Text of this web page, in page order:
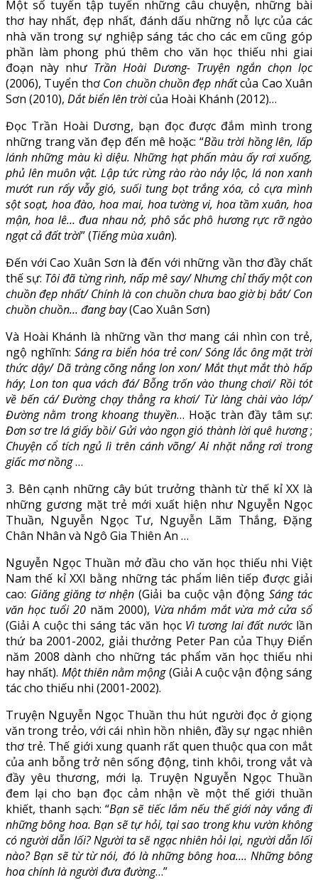
Một số tuyển tập tuyển những câu chuyện, những bài
thơ hay nhất, đẹp nhất, đánh dấu những nỗ lực của các
nhà văn trong sự nghiệp sáng tác cho các em cũng góp
phần làm phong phú thêm cho văn học thiếu nhi giai
đoạn này như Trần Hoài Dương- Truyện ngắn chọn lọc
(2006), Tuyển thơ Con chuồn chuồn đẹp nhấtcủa Cao Xuân
Sơn (2010), Dắt biển lên trờicủa Hoài Khánh (2012)…
Đọc Trần Hoài Dương, bạn đọc được đắm mình trong
những trang văn đẹp đến mê hoặc: “Bầu trời hồng lên, lấp
lánh những màu kì diệu. Những hạt phấn màu ấy rơi xuống,
phủ lên muôn vật. Lập tức rừng rào rào nảy lộc, lá non xanh
mướt run rẩy vẫy gió, suối tung bọt trắng xóa, cỏ cựa mình
sột soạt, hoa đào, hoa mai, hoa tường vi, hoa tầm xuân, hoa
mận, hoa lê… đua nhau nở, phô sắc phô hương rực rỡ ngào
ngạt cả đất trời” (Tiếng mùa xuân).
Đến với Cao Xuân Sơn là đến với những vần thơ đầy chất
thế sự: Tôi đã từng rình, nấp mê say/ Nhưng chỉ thấy một con
chuồn đẹp nhất/ Chính là con chuồn chưa bao giờ bị bắt/ Con
chuồn chuồn… đang bay(Cao Xuân Sơn)
Và Hoài Khánh là những vần thơ mang cái nhìn con trẻ,
ngộ nghĩnh: Sáng ra biển hóa trẻ con/ Sóng lắc ông mặt trời
thức dậy/ Dã tràng cõng nắng lon xon/ Mắt thụt mắt thò hấp
háy; Lon ton qua vách đá/ Bỗng trốn vào thung chơi/ Rồi tót
về bến cá/ Đường chạy thẳng ra khơi/ Từ làng chài vào lớp/
Đường nằm trong khoang thuyền… Hoặc tràn đầy tâm sự:
Đơn sơ tre lá giấy bồi/ Gửi vào ngọn gió thành lời quê hương;
Chuyện cổ tích ngủ lì trên cánh võng/ Ai nhặt nắng rơi trong
giấc mơ nồng…
3. Bên cạnh những cây bút trưởng thành từ thế kỉ XX là
những gương mặt trẻ mới xuất hiện như Nguyễn Ngọc
Thuần, Nguyễn Ngọc Tư, Nguyễn Lãm Thắng, Đặng
Chân Nhân và Ngô Gia Thiên An …
Nguyễn Ngọc Thuần mở đầu cho văn học thiếu nhi Việt
Nam thế kỉ XXI bằng những tác phẩm liên tiếp được giải
cao: Giăng giăng tơ nhện (Giải ba cuộc vận động Sáng tác
văn học tuổi 20năm 2000), Vừa nhắm mắt vừa mở cửa sổ
(Giải A cuộc thi sáng tác văn học Vì tương lai đất nướclần
thứ ba 2001-2002, giải thưởng Peter Pan của Thụy Điển
năm 2008 dành cho những tác phẩm văn học thiếu nhi
hay nhất). Một thiên nằm mộng(Giải A cuộc vận động sáng
tác cho thiếu nhi (2001-2002).
Truyện Nguyễn Ngọc Thuần thu hút người đọc ở giọng
văn trong trẻo, với cái nhìn hồn nhiên, đầy sự ngạc nhiên
thơ trẻ. Thế giới xung quanh rất quen thuộc qua con mắt
của anh bỗng trở nên sống động, tinh khôi, trong vắt và
đầy yêu thương, mới lạ. Truyện Nguyễn Ngọc Thuần
đem lại cho bạn đọc cảm nhận về một thế giới thuần
khiết, thanh sạch: “Bạn sẽ tiếc lắm nếu thế giới này vắng đi
những bông hoa. Bạn sẽ tự hỏi, tại sao trong khu vườn không
có người dẫn lối? Người ta sẽ ngạc nhiên hỏi lại, người dẫn lối
nào? Bạn sẽ từ từ nói, đó là những bông hoa…. Những bông
hoa chính là người đưa đường…”